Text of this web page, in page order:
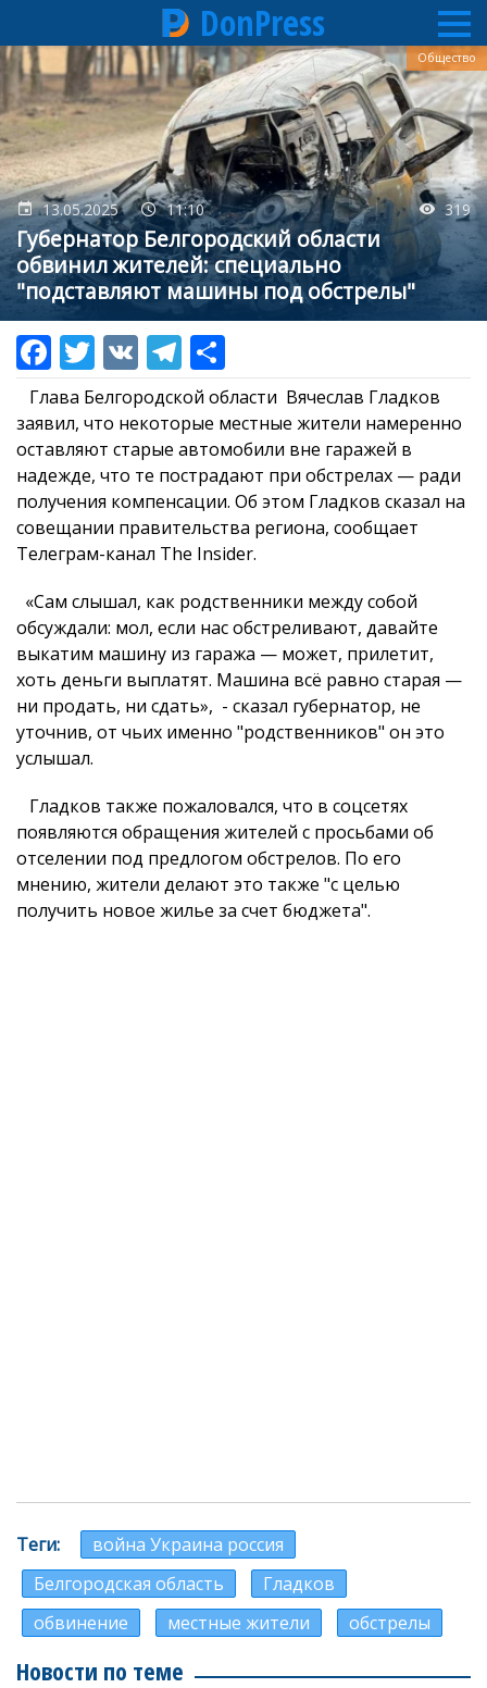
Перейти
основному
содержанию
DonPress
13.05.2025 11:10 319
Губернатор Белгородский области
обвинил жителей: специально
"подставляют машины под обстрелы"
Общество
Глава Белгородской области Вячеслав Гладков
заявил, что некоторые местные жители намеренно
оставляют старые автомобили вне гаражей в
надежде, что те пострадают при обстрелах — ради
получения компенсации. Об этом Гладков сказал на
совещании правительства региона, сообщает
Телеграм-канал The Insider.
«Сам слышал, как родственники между собой
обсуждали: мол, если нас обстреливают, давайте
выкатим машину из гаража — может, прилетит,
хоть деньги выплатят. Машина всё равно старая —
ни продать, ни сдать», - сказал губернатор, не
уточнив, от чьих именно "родственников" он это
услышал.
Гладков также пожаловался, что в соцсетях
появляются обращения жителей с просьбами об
отселении под предлогом обстрелов. По его
мнению, жители делают это также "с целью
получить новое жилье за счет бюджета".
Теги
война Украина россия
Белгородская область
Гладков
обвинение
местные жители обстрелы
Новости по теме